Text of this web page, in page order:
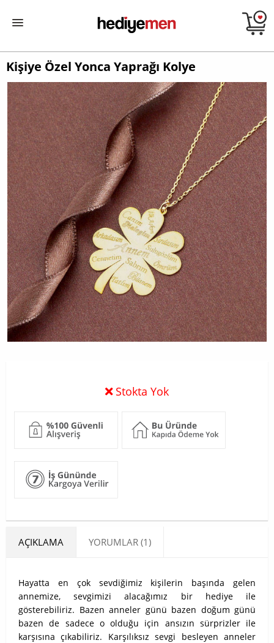
Kişiye Özel Yonca Yaprağı Kolye
Stokta Yok
AÇIKLAMA YORUMLAR (1)
Hayatta en çok sevdiğimiz kişilerin başında gelen
annemize, sevgimizi alacağımız bir hediye ile
gösterebiliriz. Bazen anneler günü bazen doğum günü
bazen de sadece o olduğu için ansızın sürprizler ile
karşısına çıkabiliriz. Karşılıksız sevgi besleyen anneler